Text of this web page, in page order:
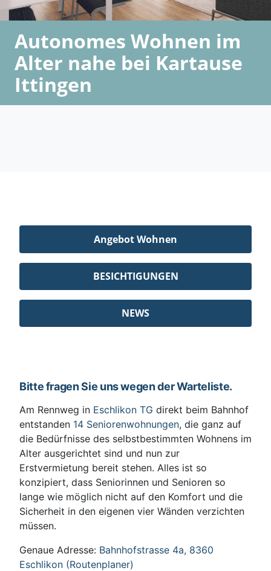
Autonomes Wohnen im
Alter nahe bei Kartause
Ittingen
Angebot Wohnen
BESICHTIGUNGEN
NEWS
Bitte fragen Sie uns wegen der Warteliste.
Am Rennweg in Eschlikon TG direkt beim Bahnhof
entstanden 14 Seniorenwohnungen, die ganz auf
die Bedürfnisse des selbstbestimmten Wohnens im
Alter ausgerichtet sind und nun zur
Erstvermietung bereit stehen. Alles ist so
konzipiert, dass Seniorinnen und Senioren so
lange wie möglich nicht auf den Komfort und die
Sicherheit in den eigenen vier Wänden verzichten
müssen.
Genaue Adresse: Bahnhofstrasse 4a, 8360
Eschlikon (Routenplaner)